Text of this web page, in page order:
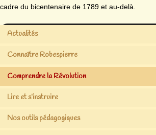
cadre du bicentenaire de 1789 et au-delà.
Actualités
Connaître Robespierre
Comprendre la Révolution
Lire et s’instruire
Nos outils pédagogiques